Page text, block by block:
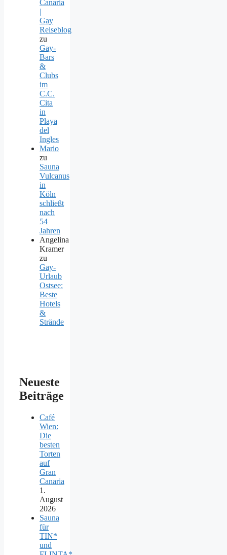
Canaria
|
Gay
Reiseblog
zu
Gay-
Bars
&
Clubs
im
C.C.
Cita
in
Playa
del
Ingles
Mario
zu
Sauna
Vulcanus
in
Köln
schließt
nach
54
Jahren
Angelina
Kramer
zu
Gay-
Urlaub
Ostsee:
Beste
Hotels
&
Strände
Neueste
Beiträge
Café
Wien:
Die
besten
Torten
auf
Gran
Canaria
1.
August
2026
Sauna
für
TIN*
und